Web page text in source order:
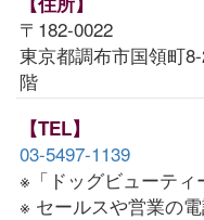
〒182-0022
東京都調布市国領町
階
【TEL】
03-5497-1139
※「ドッグビューティ
※ セールスや営業の電